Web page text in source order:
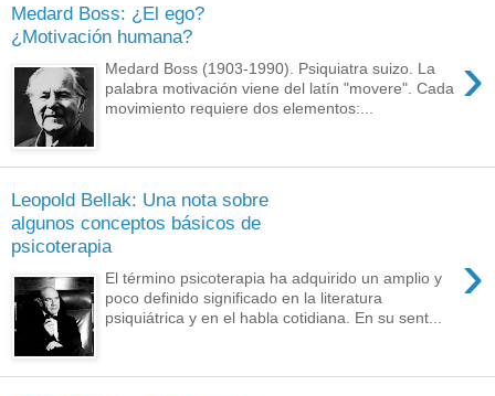
Medard Boss: ¿El ego?
¿Motivación humana?
›
Medard Boss (1903-1990). Psiquiatra suizo. La
palabra motivación viene del latín "movere". Cada
movimiento requiere dos elementos:...
Leopold Bellak: Una nota sobre
algunos conceptos básicos de
psicoterapia
›
El término psicoterapia ha adquirido un amplio y
poco definido significado en la literatura
psiquiátrica y en el habla cotidiana. En su sent...